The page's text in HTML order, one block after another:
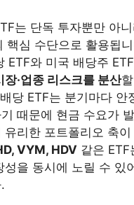
는 단독 투자뿐만 아
핵심 수단으로 활용됩
ETF와 미국 배당주
장·업종 리스크를 분산
당 ETF는 분기마다 안
때문에 현금 수요가
유리한 포트폴리오 축이
VYM, HDV 같은 ETF
성을 동시에 노릴 수 있